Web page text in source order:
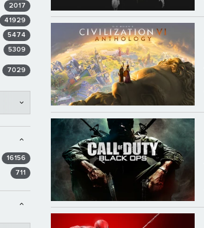
2017
41929
5474
5309
7029
16156
711